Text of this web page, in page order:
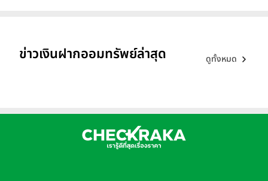
ข่าวเงินฝากออมทรัพย์ล่าสุด ดูทั้งหมด